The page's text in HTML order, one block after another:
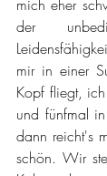
mich eher
der
mir in einer
Kopf fliegt,
und fünfmal
dann reicht's
schön. Wir